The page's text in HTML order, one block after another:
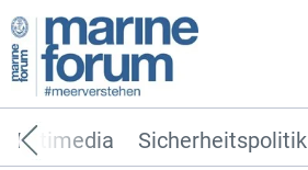
Sicherheitspolitik
Multimedia